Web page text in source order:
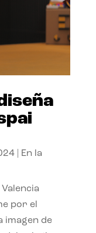
| En la
por el
imagen de